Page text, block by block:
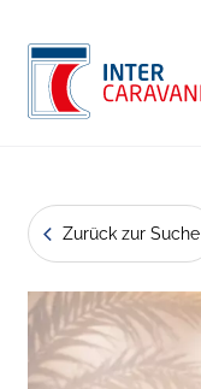
Zurück zur Suche